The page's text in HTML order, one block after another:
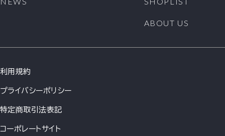
ABOUT US
利用規約
プライバシーポリシー
特定商取引法表記
コーポレートサイト